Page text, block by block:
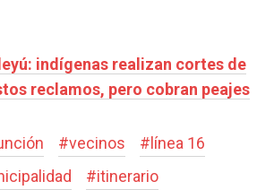
indígenas realizan cortes de
reclamos, pero cobran peajes
#vecinos # línea 16
#itinerario